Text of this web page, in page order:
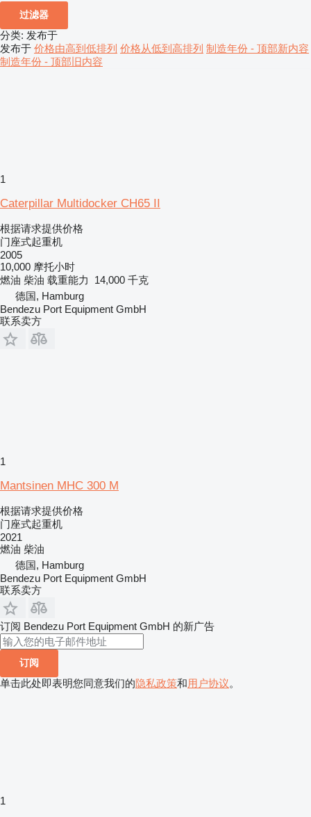
过滤器
分类: 发布于
发布于 价格由高到低排列 价格从低到高排列 制造年份 - 顶部新内容
制造年份 - 顶部旧内容
1
Caterpillar Multidocker CH65 II
根据请求提供价格
门座式起重机
2005
10,000 摩托小时
燃油 柴油 载重能力
14,000 千克
德国, Hamburg
Bendezu Port Equipment GmbH
联系卖方
1
Mantsinen MHC 300 M
根据请求提供价格
门座式起重机
2021
燃油 柴油
德国, Hamburg
Bendezu Port Equipment GmbH
联系卖方
订阅 Bendezu Port Equipment GmbH 的新广告
订阅
单击此处即表明您同意我们的隐私政策和用户协议。
1